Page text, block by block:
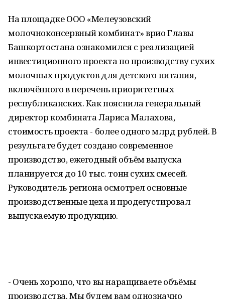
На площадке ООО «Мелеузовский
молочноконсервный комбинат» врио Главы
Башкортостана ознакомился с реализацией
инвестиционного проекта по производству сухих
молочных продуктов для детского питания,
включённого в перечень приоритетных
республиканских. Как пояснила генеральный
директор комбината Лариса Малахова,
стоимость проекта - более одного млрд рублей. В
результате будет создано современное
производство, ежегодный объём выпуска
планируется до 10 тыс. тонн сухих смесей.
Руководитель региона осмотрел основные
производственные цеха и продегустировал
выпускаемую продукцию.
- Очень хорошо, что вы наращиваете объёмы
производства. Мы будем вам однозначно